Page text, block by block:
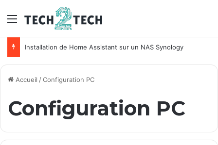
Menu
Installation de Home Assistant sur un NAS Synology
Accueil /Configuration PC
Configuration PC